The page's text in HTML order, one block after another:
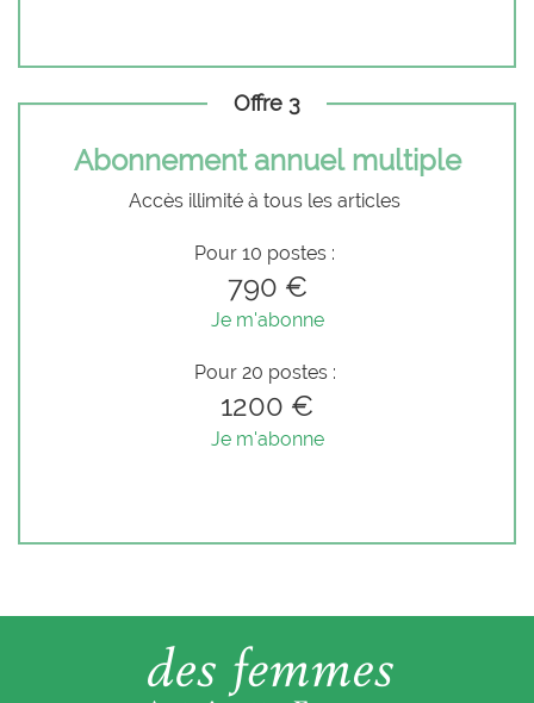
Offre 3
Abonnement annuel multiple
Accès illimité à tous les articles
Pour 10 postes :
790 €
Je m'abonne
Pour 20 postes :
1200 €
Je m'abonne